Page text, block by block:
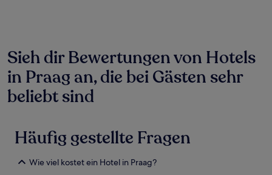
1 Übernachtung
von
2 Erwachsenen
gefunden
wurde.
Preise
können
ändern.
Sieh dir Bewertungen von Hotels
in Praag an, die bei Gästen sehr
beliebt sind
Häufig gestellte Fragen
Wie viel kostet ein Hotel in Praag?